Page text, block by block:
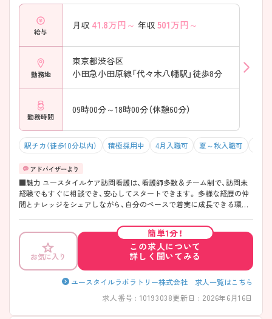
給与
月収 41.8万円～ 年収 501万円～
勤務地
東京都渋谷区
小田急小田原線「代々木八幡駅」徒歩8分
勤務時間
09時00分～18時00分（休憩60分）
駅チカ（徒歩10分以内） 積極採用中 4月入職可 夏～秋入職可
■魅力 ユースタイルケア訪問看護は、看護師多数＆チーム制で、訪問未
経験でもすぐに相談でき、安心してスタートできます。 多様な経歴の仲
間とナレッジをシェアしながら、自分のペースで着実に成長できる環境
ープホームの運営やSaaS・教育・人材分野にも展開する成長×安定の企
業。 資格取得支援やキャリアチャレンジ制度も充実しており、2025年度
「優良ビジネス認定（ゴールド）」を受賞した信頼ある企業で、訪問看護師
としての専門性を高めませんか？ ■働き方 ユースタイルケア訪問看護
は、9時～18時の日勤のみ・オンコール月1回・有給取得率100％実績と、常
に高い集中力を保てる働き方を実現しています。 このメリハリある環境
と直結。 さらに、チームケア体制による円滑な連携により、看護観を深め
ながら成長できる職場です。 ■ユースタイルケア訪問看護の体制につい
お気に入り
簡単1分！
この求人について
詳しく聞いてみる
ユースタイルラボラトリー株式会社 求人一覧はこちら
求人番号 : 10193038更新日 : 2026年6月16日